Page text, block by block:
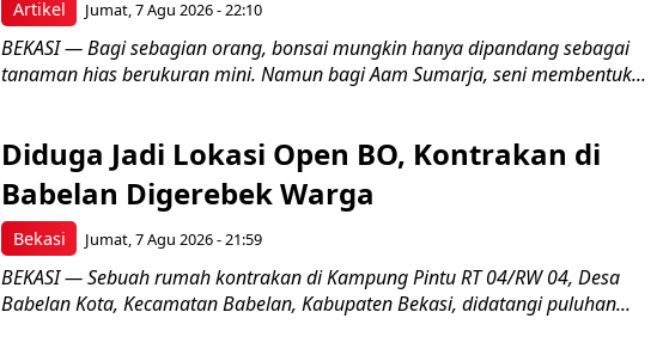
Artikel Jumat, 7 Agu 2026 - 22:10
BEKASI — Bagi sebagian orang, bonsai mungkin hanya dipandang sebagai
tanaman hias berukuran mini. Namun bagi Aam Sumarja, seni membentuk...
Bekasi
Diduga Jadi Lokasi Open BO, Kontrakan di
Babelan Digerebek Warga
Jumat, 7 Agu 2026 - 21:59
BEKASI — Sebuah rumah kontrakan di Kampung Pintu RT 04/RW 04, Desa
Babelan Kota, Kecamatan Babelan, Kabupaten Bekasi, didatangi puluhan...